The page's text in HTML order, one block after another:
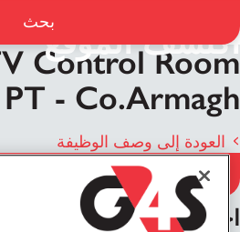
اكتشف الموقع
بحث
Control Room
- Co.Armagh
العودة إلى وصف الوظيفة
احصل على الاتجاهات